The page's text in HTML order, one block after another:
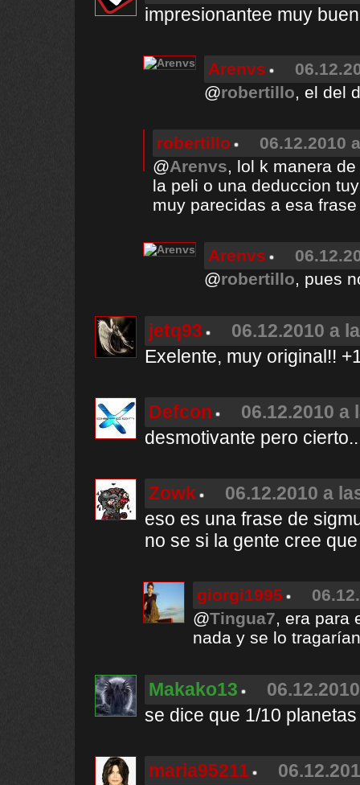
impresionantee muy
Arenvs
@robertillo, el del
robertillo
06.12.2010
@Arenvs, lol k manera
la peli o una deduccion
muy parecidas a esa
Arenvs
@robertillo, pues
jetq93
06.12.2010 a
Exelente, muy original!!
Defcon
06.12.2010 a
desmotivante pero
Zowk
06.12.2010 a
eso es una frase de
no se si la gente cree
giorgi1995
@Tingua7, era para
nada y se lo
Makako13
se dice que 1/10
maria95211